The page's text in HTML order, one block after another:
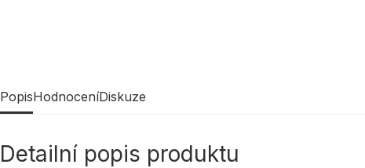
PopisHodnoceníDiskuze
Detailní popis produktu